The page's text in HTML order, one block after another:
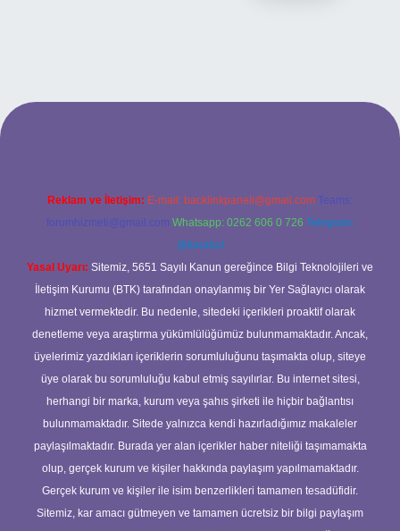
güncel giriş
Reklam ve İletişim: E-mail: backlinkpaneli@gmail.com Teams:
forumhizmeti@gmail.com Whatsapp: 0262 606 0 726 Telegram:
@karabul
Yasal Uyarı: Sitemiz, 5651 Sayılı Kanun gereğince Bilgi Teknolojileri ve
İletişim Kurumu (BTK) tarafından onaylanmış bir Yer Sağlayıcı olarak
hizmet vermektedir. Bu nedenle, sitedeki içerikleri proaktif olarak
denetleme veya araştırma yükümlülüğümüz bulunmamaktadır. Ancak,
üyelerimiz yazdıkları içeriklerin sorumluluğunu taşımakta olup, siteye
üye olarak bu sorumluluğu kabul etmiş sayılırlar. Bu internet sitesi,
herhangi bir marka, kurum veya şahıs şirketi ile hiçbir bağlantısı
bulunmamaktadır. Sitede yalnızca kendi hazırladığımız makaleler
paylaşılmaktadır. Burada yer alan içerikler haber niteliği taşımamakta
olup, gerçek kurum ve kişiler hakkında paylaşım yapılmamaktadır.
Gerçek kurum ve kişiler ile isim benzerlikleri tamamen tesadüfidir.
Sitemiz, kar amacı gütmeyen ve tamamen ücretsiz bir bilgi paylaşım